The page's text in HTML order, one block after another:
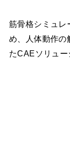
筋骨格シミュ
め、人体動作の
たCAEソリュー